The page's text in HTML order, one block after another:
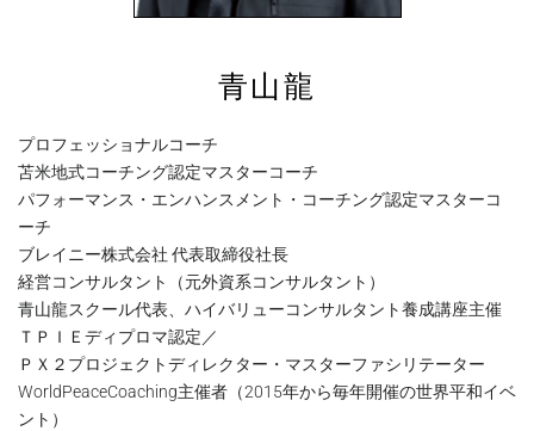
青山龍
プロフェッショナルコーチ
苫米地式コーチング認定マスターコーチ
パフォーマンス・エンハンスメント・コーチング認定マスターコ
ーチ
ブレイニー株式会社 代表取締役社長
経営コンサルタント（元外資系コンサルタント）
青山龍スクール代表、ハイバリューコンサルタント養成講座主催
ＴＰＩＥディプロマ認定／
ＰＸ２プロジェクトディレクター・マスターファシリテーター
WorldPeaceCoaching主催者（2015年から毎年開催の世界平和イベ
ント）